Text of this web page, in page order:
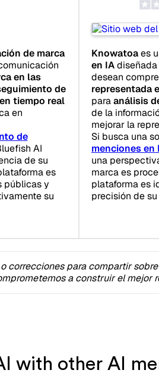
de marca
en las
de
tiempo real
en
de
AI
de su
es
públicas y
su
Knowatoaes
en IA
desean
representada
paraanálisis
de la
mejorar la
Si busca una
menciones en
una
marca es
plataforma es
precisión de
correcciones para compartir
a construir el mejor
with other AI